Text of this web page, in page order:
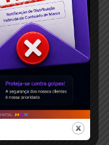
Google!
De
E